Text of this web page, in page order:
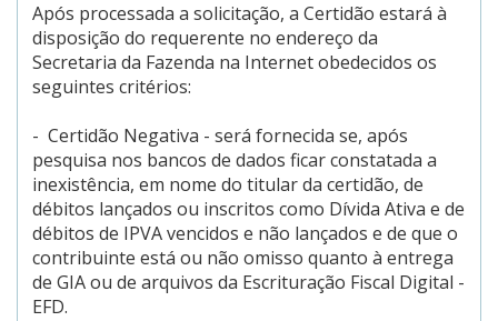
Após processada a solicitação, a Certidão estará à
disposição do requerente no endereço da
Secretaria da Fazenda na Internet obedecidos os
seguintes critérios:
- Certidão Negativa - será fornecida se, após
pesquisa nos bancos de dados ficar constatada a
inexistência, em nome do titular da certidão, de
débitos lançados ou inscritos como Dívida Ativa e de
débitos de IPVA vencidos e não lançados e de que o
contribuinte está ou não omisso quanto à entrega
de GIA ou de arquivos da Escrituração Fiscal Digital -
EFD.